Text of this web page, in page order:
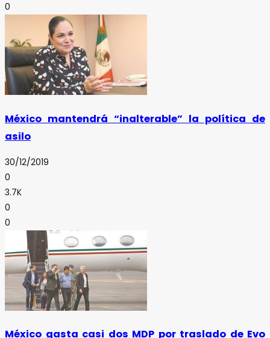
0
México mantendrá “inalterable” la política de
asilo
30/12/2019
0
3.7K
0
0
México gasta casi dos MDP por traslado de Evo